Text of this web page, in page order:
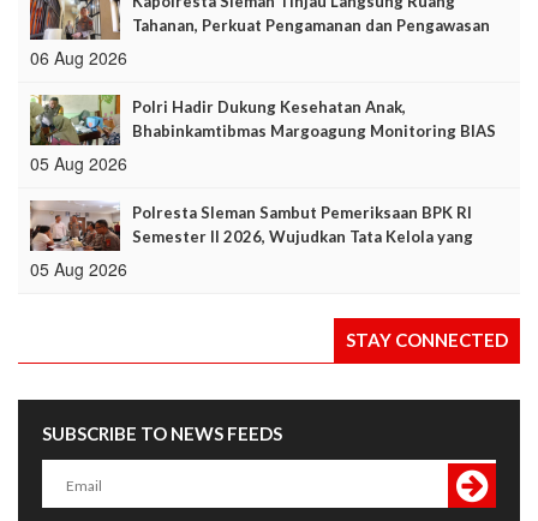
Tahanan, Perkuat Pengamanan dan Pengawasan
06 Aug 2026
Polri Hadir Dukung Kesehatan Anak,
Bhabinkamtibmas Margoagung Monitoring BIAS
05 Aug 2026
Polresta Sleman Sambut Pemeriksaan BPK RI
Semester II 2026, Wujudkan Tata Kelola yang
05 Aug 2026
STAY CONNECTED
SUBSCRIBE TO NEWS FEEDS